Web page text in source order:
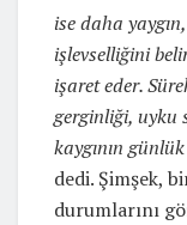
ise daha
işlevselliğini
işaret eder.
gerginliği, uyku
kaygının
dedi. Şimşek,
durumlarını